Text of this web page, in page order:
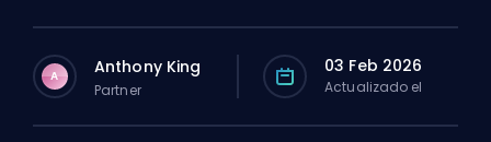
A Anthony King
Partner
03 Feb 2026
Actualizado el